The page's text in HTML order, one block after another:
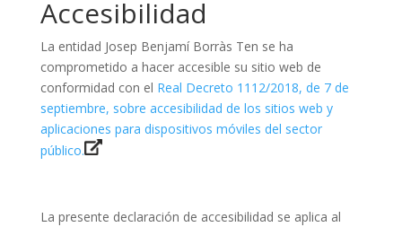
Accesibilidad
La entidad Josep Benjamí Borràs Ten se ha
comprometido a hacer accesible su sitio web de
conformidad con el Real Decreto 1112/2018, de 7 de
septiembre, sobre accesibilidad de los sitios web y
aplicaciones para dispositivos móviles del sector
público.
La presente declaración de accesibilidad se aplica al